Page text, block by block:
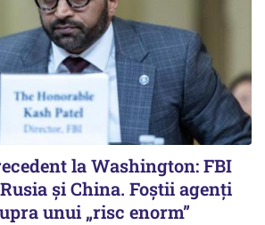
la Washington: FBI
și China. Foștii agenți
unui „risc enorm”